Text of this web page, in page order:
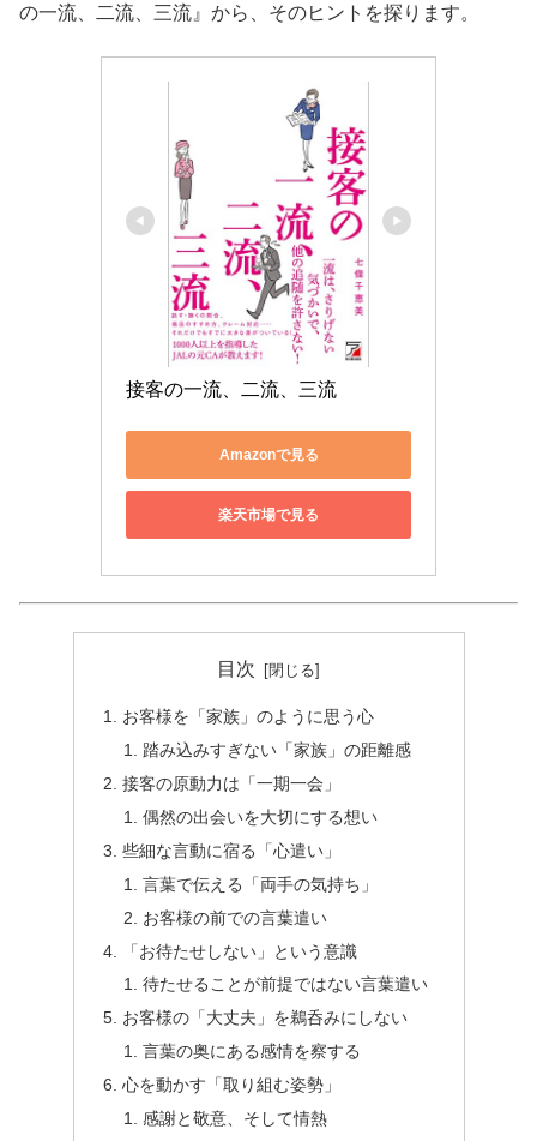
の一流、二流、三流』から、そのヒントを探ります。
接客の一流、二流、三流
Amazonで見る
楽天市場で見る
目次
お客様を「家族」のように思う心
踏み込みすぎない「家族」の距離感
接客の原動力は「一期一会」
偶然の出会いを大切にする想い
些細な言動に宿る「心遣い」
言葉で伝える「両手の気持ち」
お客様の前での言葉遣い
「お待たせしない」という意識
待たせることが前提ではない言葉遣い
お客様の「大丈夫」を鵜呑みにしない
言葉の奥にある感情を察する
心を動かす「取り組む姿勢」
感謝と敬意、そして情熱